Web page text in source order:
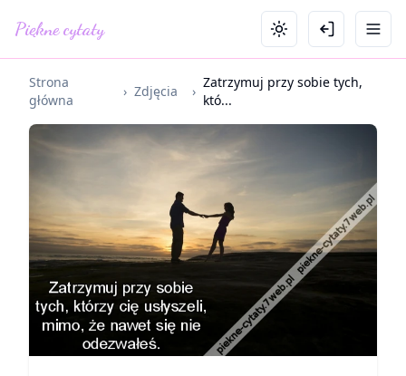
Piękne cytaty
Strona
główna
› Zdjęcia ›
Zatrzymuj przy sobie tych,
któ...